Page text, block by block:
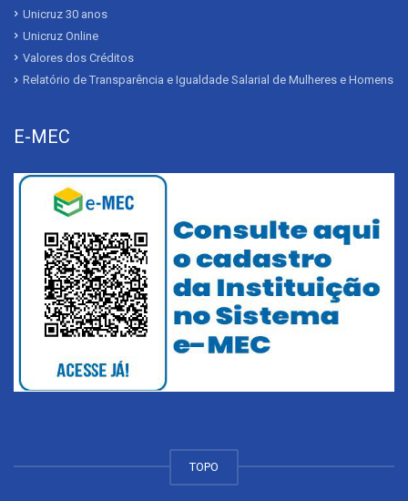
Unicruz 30 anos
Unicruz Online
Valores dos Créditos
Relatório de Transparência e Igualdade Salarial de Mulheres e Homens
E-MEC
TOPO